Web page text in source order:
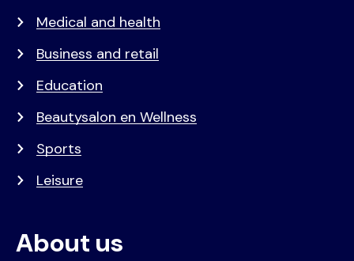
Medical and health
Business and retail
Education
Beautysalon en Wellness
Sports
Leisure
About us